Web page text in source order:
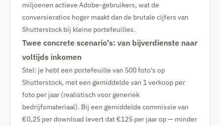
miljoenen actieve Adobe-gebruikers, wat de
conversieratios hoger maakt dan de brutale cijfers van
Shutterstock bij kleine portefeuilles.
Twee concrete scenario's: van bijverdienste naar
voltijds inkomen
Stel: je hebt een portefeuille van 500 foto's op
Shutterstock, met een gemiddelde van 1 verkoop per
foto per jaar (realistisch voor generiek
bedrijfsmateriaal). Bij een gemiddelde commissie van
€0,25 per download levert dat €125 per jaar op — minder